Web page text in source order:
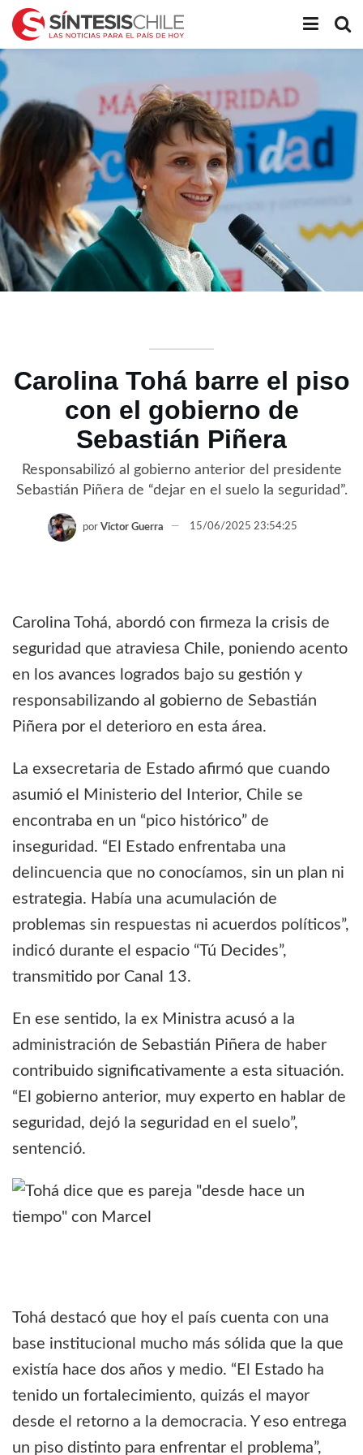
Carolina Tohá barre el piso
con el gobierno de
Sebastián Piñera
Responsabilizó al gobierno anterior del presidente
Sebastián Piñera de “dejar en el suelo la seguridad”.
por Victor Guerra 15/06/2025 23:54:25
Carolina Tohá, abordó con firmeza la crisis de
seguridad que atraviesa Chile, poniendo acento
en los avances logrados bajo su gestión y
responsabilizando al gobierno de Sebastián
Piñera por el deterioro en esta área.
La exsecretaria de Estado afirmó que cuando
asumió el Ministerio del Interior, Chile se
encontraba en un “pico histórico” de
inseguridad. “El Estado enfrentaba una
delincuencia que no conocíamos, sin un plan ni
estrategia. Había una acumulación de
problemas sin respuestas ni acuerdos políticos”,
indicó durante el espacio “Tú Decides”,
transmitido por Canal 13.
En ese sentido, la ex Ministra acusó a la
administración de Sebastián Piñera de haber
contribuido significativamente a esta situación.
“El gobierno anterior, muy experto en hablar de
seguridad, dejó la seguridad en el suelo”,
sentenció.
Tohá destacó que hoy el país cuenta con una
base institucional mucho más sólida que la que
existía hace dos años y medio. “El Estado ha
tenido un fortalecimiento, quizás el mayor
desde el retorno a la democracia. Y eso entrega
un piso distinto para enfrentar el problema”,